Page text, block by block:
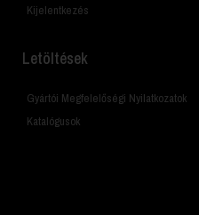
Kijelentkezés
Letöltések
Gyártói Megfelelőségi Nyilatkozatok
Katalógusok